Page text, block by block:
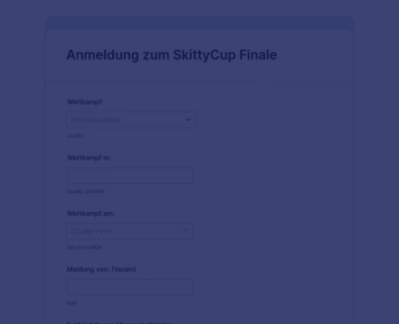
hinzufügen oder Ihre Fußballumfrage einfach wie
Formulargenerator. Wenn Sie Antworten mit
oder Dropbox. Sparen Sie Zeit, indem Sie von